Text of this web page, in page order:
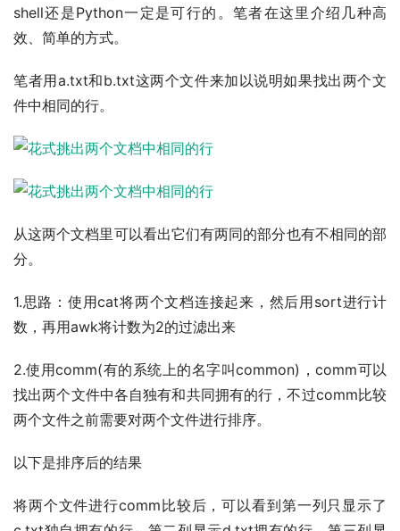
shell还是Python一定是可行的。笔者在这里介绍几种高
效、简单的方式。
笔者用a.txt和b.txt这两个文件来加以说明如果找出两个文
件中相同的行。
从这两个文档里可以看出它们有两同的部分也有不相同的部
分。
1.思路：使用cat将两个文档连接起来，然后用sort进行计
数，再用awk将计数为2的过滤出来
2.使用comm(有的系统上的名字叫common)，comm可以
找出两个文件中各自独有和共同拥有的行，不过comm比较
两个文件之前需要对两个文件进行排序。
以下是排序后的结果
将两个文件进行comm比较后，可以看到第一列只显示了